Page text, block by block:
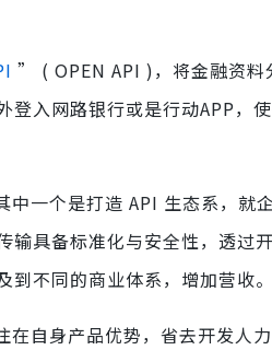
” ( OPEN API )，将金融资料
登入网路银行或是行动APP，
中一个是打造 API 生态系，就
输具备标准化与安全性，透过
不同的商业体系，增加营收。
在自身产品优势，省去开发人